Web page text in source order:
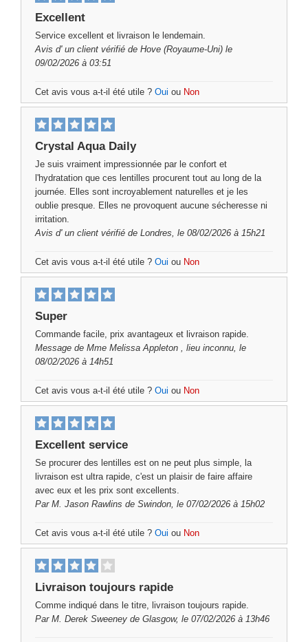
Excellent
Service excellent et livraison le lendemain.
Avis d' un client vérifié de Hove (Royaume-Uni) le
09/02/2026 à 03:51
Cet avis vous a-t-il été utile ? Oui ou Non
Crystal Aqua Daily
Je suis vraiment impressionnée par le confort et
l'hydratation que ces lentilles procurent tout au long de la
journée. Elles sont incroyablement naturelles et je les
oublie presque. Elles ne provoquent aucune sécheresse ni
irritation.
Avis d' un client vérifié de Londres, le 08/02/2026 à 15h21
Cet avis vous a-t-il été utile ? Oui ou Non
Super
Commande facile, prix avantageux et livraison rapide.
Message de Mme Melissa Appleton , lieu inconnu, le
08/02/2026 à 14h51
Cet avis vous a-t-il été utile ? Oui ou Non
Excellent service
Se procurer des lentilles est on ne peut plus simple, la
livraison est ultra rapide, c'est un plaisir de faire affaire
avec eux et les prix sont excellents.
Par M. Jason Rawlins de Swindon, le 07/02/2026 à 15h02
Cet avis vous a-t-il été utile ? Oui ou Non
Livraison toujours rapide
Comme indiqué dans le titre, livraison toujours rapide.
Par M. Derek Sweeney de Glasgow, le 07/02/2026 à 13h46